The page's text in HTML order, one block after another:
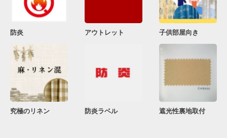
防炎 アウトレット 子供部屋向き
究極のリネン 防炎ラベル 遮光性裏地取付